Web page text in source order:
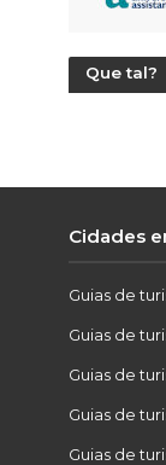
Que tal?
Cidades
Guias de
Guias de
Guias de
Guias de
Guias de